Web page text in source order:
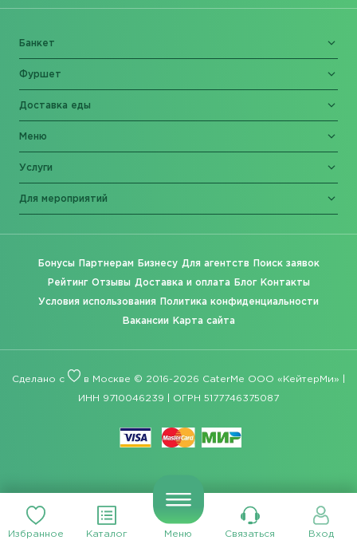
Избранное Каталог Меню Связаться Вход
Банкет
Фуршет
Доставка еды
Меню
Услуги
Для мероприятий
Бонусы Партнерам Бизнесу Для агентств Поиск заявок
Рейтинг Отзывы Доставка и оплата Блог Контакты
Условия использования Политика конфиденциальности
Вакансии Карта сайта
Сделано с в Москве © 2016-2026 CaterMe ООО «КейтерМи» |
ИНН 9710046239 | ОГРН 5177746375087